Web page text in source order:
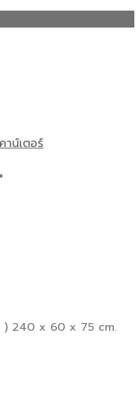
าน์เตอร์
.) 240 x 60 x 75 cm.